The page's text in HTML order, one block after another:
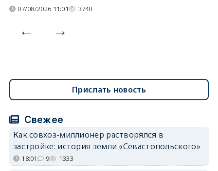
07/08/2026 11:01 3740
Прислать новость
Свежее
Как совхоз-миллионер растворялся в
застройке: история земли «Севастопольского»
18:01 9 1333